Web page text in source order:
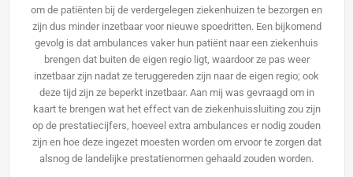
om de patiënten bij de verdergelegen ziekenhuizen te bezorgen en
zijn dus minder inzetbaar voor nieuwe spoedritten. Een bijkomend
gevolg is dat ambulances vaker hun patiënt naar een ziekenhuis
brengen dat buiten de eigen regio ligt, waardoor ze pas weer
inzetbaar zijn nadat ze teruggereden zijn naar de eigen regio; ook
deze tijd zijn ze beperkt inzetbaar. Aan mij was gevraagd om in
kaart te brengen wat het effect van de ziekenhuissluiting zou zijn
op de prestatiecijfers, hoeveel extra ambulances er nodig zouden
zijn en hoe deze ingezet moesten worden om ervoor te zorgen dat
alsnog de landelijke prestatienormen gehaald zouden worden.